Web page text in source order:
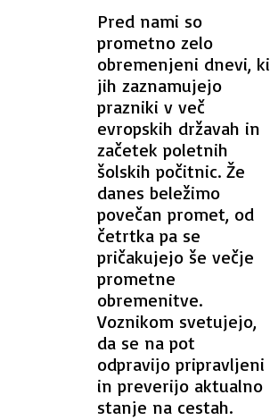
Pred nami so
prometno zelo
obremenjeni dnevi, ki
jih zaznamujejo
prazniki v več
evropskih državah in
začetek poletnih
šolskih počitnic. Že
danes beležimo
povečan promet, od
četrtka pa se
pričakujejo še večje
prometne
obremenitve.
Voznikom svetujejo,
da se na pot
odpravijo pripravljeni
in preverijo aktualno
stanje na cestah.